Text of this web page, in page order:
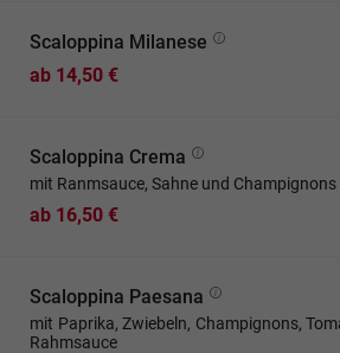
Scaloppina Milanese
ab 14,50 €
Scaloppina Crema
mit Ranmsauce, Sahne und Champignons
ab 16,50 €
Scaloppina Paesana
mit Paprika, Zwiebeln, Champignons,
Rahmsauce